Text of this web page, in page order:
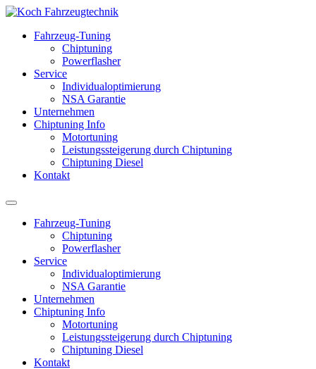
Fahrzeug-Tuning
Chiptuning
Powerflasher
Service
Individualoptimierung
NSA Garantie
Unternehmen
Chiptuning Info
Motortuning
Leistungssteigerung durch Chiptuning
Chiptuning Diesel
Kontakt
Fahrzeug-Tuning
Chiptuning
Powerflasher
Service
Individualoptimierung
NSA Garantie
Unternehmen
Chiptuning Info
Motortuning
Leistungssteigerung durch Chiptuning
Chiptuning Diesel
Kontakt